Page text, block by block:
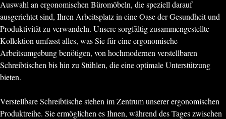
Auswahl an ergonomischen Büromöbeln, die speziell darauf
ausgerichtet sind, Ihren Arbeitsplatz in eine Oase der Gesundheit und
Produktivität zu verwandeln. Unsere sorgfältig zusammengestellte
Kollektion umfasst alles, was Sie für eine ergonomische
Arbeitsumgebung benötigen, von hochmodernen verstellbaren
Schreibtischen bis hin zu Stühlen, die eine optimale Unterstützung
bieten.
Verstellbare Schreibtische stehen im Zentrum unserer ergonomischen
Produktreihe. Sie ermöglichen es Ihnen, während des Tages zwischen